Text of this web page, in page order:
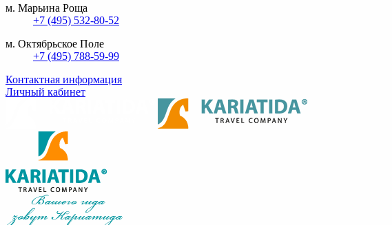
м. Марьина Роща
+7 (495) 532-80-52
м. Октябрьское Поле
+7 (495) 788-59-99
Контактная информация
Личный кабинет